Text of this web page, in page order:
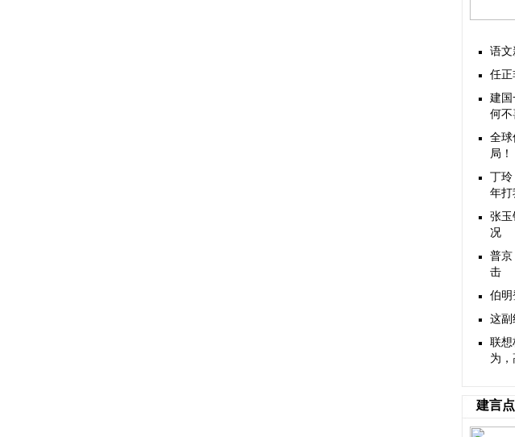
语文
任正
建国
何不
全球
局！
丁玲
年打
张玉
况
普京
击
伯明
这副
联想
为
建言